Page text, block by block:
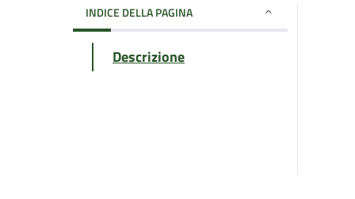
INDICE DELLA PAGINA
Descrizione